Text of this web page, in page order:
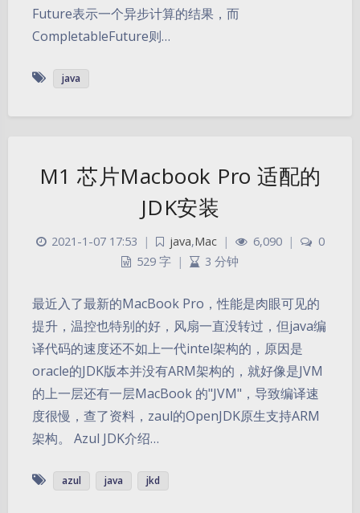
Future表示一个异步计算的结果，而
CompletableFuture则…
java
M1 芯片Macbook Pro 适配的
JDK安装
2021-1-07 17:53 | java,Mac | 6,090 |
0
529 字 | 3 分钟
最近入了最新的MacBook Pro，性能是肉眼可见的
提升，温控也特别的好，风扇一直没转过，但java编
译代码的速度还不如上一代intel架构的，原因是
oracle的JDK版本并没有ARM架构的，就好像是JVM
的上一层还有一层MacBook 的"JVM"，导致编译速
度很慢，查了资料，zaul的OpenJDK原生支持ARM
架构。 Azul JDK介绍…
azul java jkd